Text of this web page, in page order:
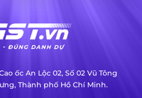
ốc An Lộc 02, Số 02 Vũ Tông
Thành phố Hồ Chí Minh.